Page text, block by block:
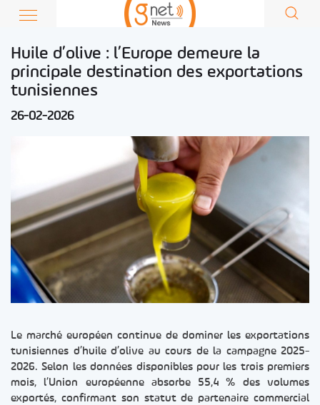
Huile d’olive : l’Europe demeure la
principale destination des exportations
tunisiennes
26-02-2026
Le marché européen continue de dominer les exportations
tunisiennes d’huile d’olive au cours de la campagne 2025-
2026. Selon les données disponibles pour les trois premiers
mois, l’Union européenne absorbe 55,4 % des volumes
exportés, confirmant son statut de partenaire commercial